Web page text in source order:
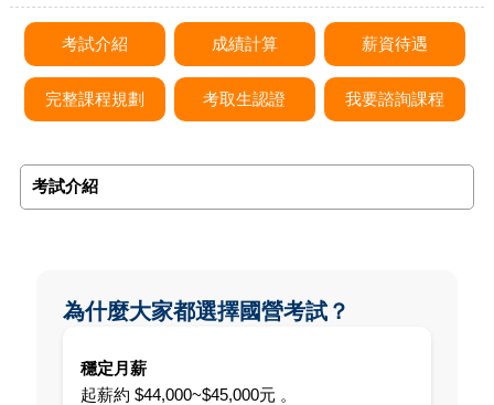
考試介紹 成績計算 薪資待遇
完整課程規劃 考取生認證 我要諮詢課程
考試介紹
為什麼大家都選擇國營考試？
穩定月薪
起薪約 $44,000~$45,000元 。